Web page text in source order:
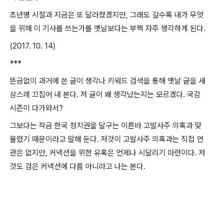
초년병 시절과 지금은 또 달라졌겠지만, 그래도 갈수록 내가 무엇
을 위해 이 기사를 쓰는가를 옛날보다는 부쩍 자주 생각하게 된다.
(2017. 10. 14)
***
뜬금없이 과거에 쓴 글이 생각나 키워드 검색을 통해 옛날 글을 새
삼스레 끄집어 내 본다. 저 글이 왜 생각났는지는 모르겠다. 국감
시즌이 다가와서?
그보다는 작금 한국 정치권을 달구는 이른바 고발사주 의혹과 맞
물렸기 때문이라고 말해 둔다. 저것이 고발사주 의혹과는 직접 연
관은 없지만, 커넥션을 위한 유혹은 언제나 시달리기 마련이다. 저
것도 검은 커넥션에 다름 아니라고 나는 본다.